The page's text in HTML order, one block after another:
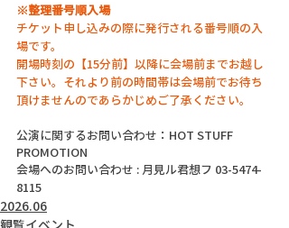
※整理番号順入場
チケット申し込みの際に発行される番号順の入
場です。
開場時刻の【15分前】以降に会場前までお越し
下さい。それより前の時間帯は会場前でお待ち
頂けませんのであらかじめご了承ください。
公演に関するお問い合わせ：HOT STUFF
PROMOTION
会場へのお問い合わせ : 月見ル君想フ 03-5474-
8115
2026.06